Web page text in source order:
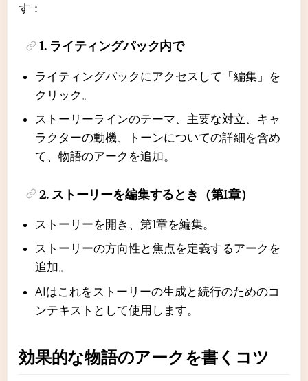
す：
1. ライティングパック内で
ライティングパックにアクセスして「編集」を
クリック。
ストーリーラインのテーマ、主要な対立、キャ
ラクターの動機、トーンについての詳細を含め
て、物語のアークを追加。
2. ストーリーを編集するとき（第1章）
ストーリーを開き、第1章を編集。
ストーリーの方向性と焦点を定義するアークを
追加。
AIはこれをストーリーの生成と続行のためのコ
ンテキストとして使用します。
効果的な物語のアークを書くコツ